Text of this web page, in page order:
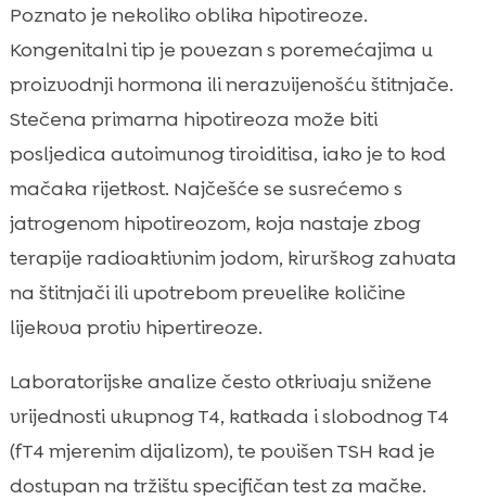
Poznato je nekoliko oblika hipotireoze.
Kongenitalni tip je povezan s poremećajima u
proizvodnji hormona ili nerazvijenošću štitnjače.
Stečena primarna hipotireoza može biti
posljedica autoimunog tiroiditisa, iako je to kod
mačaka rijetkost. Najčešće se susrećemo s
jatrogenom hipotireozom, koja nastaje zbog
terapije radioaktivnim jodom, kirurškog zahvata
na štitnjači ili upotrebom prevelike količine
lijekova protiv hipertireoze.
Laboratorijske analize često otkrivaju snižene
vrijednosti ukupnog T4, katkada i slobodnog T4
(fT4 mjerenim dijalizom), te povišen TSH kad je
dostupan na tržištu specifičan test za mačke.